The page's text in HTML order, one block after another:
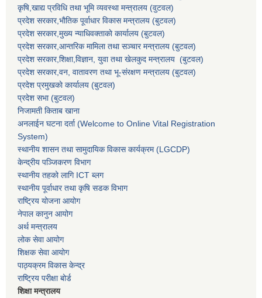
कृषि,खाद्य प्रविधि तथा भूमि व्यवस्था मन्त्रालय (वुटवल)
प्रदेश सरकार,भाैतिक पूर्वाधार विकास मन्त्रालय (बुटवल)
प्रदेश सरकार,मुख्य न्याधिवक्ताकाे कार्यालय (बुटवल)
प्रदेश सरकार,आन्तरिक मामिला तथा सञ्चार मन्त्रालय (बुटवल)
प्रदेश सरकार,शिक्षा,विज्ञान, युवा तथा खेलकुद मन्त्रालय (बुटवल)
प्रदेश सरकार,वन, वातावरण तथा भू-संरक्षण मन्त्रालय (बुटवल)
प्रदेश प्रमुखकाे कार्यालय (बुटवल)
प्रदेश सभा (बुटवल)
निजामती किताब खाना
अनलाईन घटना दर्ता (Welcome to Online Vital Registration
System)
स्थानीय शासन तथा सामुदायिक विकास कार्यक्रम (LGCDP)
केन्द्रीय पञ्जिकरण विभाग
स्थानीय तहको लागि ICT ब्लग
स्थानीय पूर्वाधार तथा कृषि सडक विभाग
राष्ट्रिय योजना आयोग
नेपाल कानुन आयोग
अर्थ मन्त्रालय
लोक सेवा आयोग
शिक्षक सेवा आयोग
पाठ्यक्रम विकास केन्द्र
राष्ट्रिय परीक्षा बोर्ड
शिक्षा मन्त्रालय